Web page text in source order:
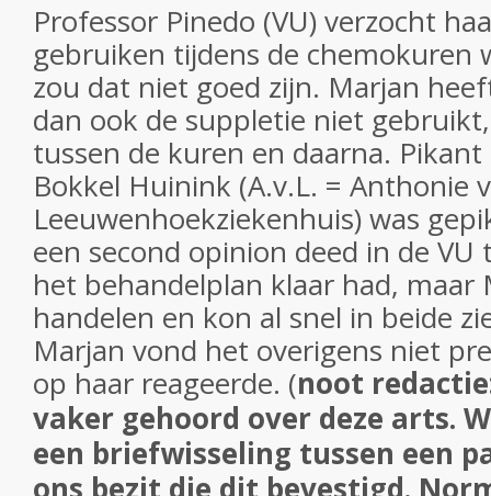
Professor Pinedo (VU) verzocht
gebruiken tijdens de chemokuren
zou dat niet goed zijn. Marjan
dan ook de suppletie niet
tussen de kuren en daarna.
Bokkel Huinink (A.v.L. = Anthonie
Leeuwenhoekziekenhuis) was
een second opinion deed in de
het behandelplan klaar had, maar
handelen en kon al snel in beide
Marjan vond het overigens niet
op haar reageerde. (noot
vaker gehoord over deze arts.
een briefwisseling tussen een